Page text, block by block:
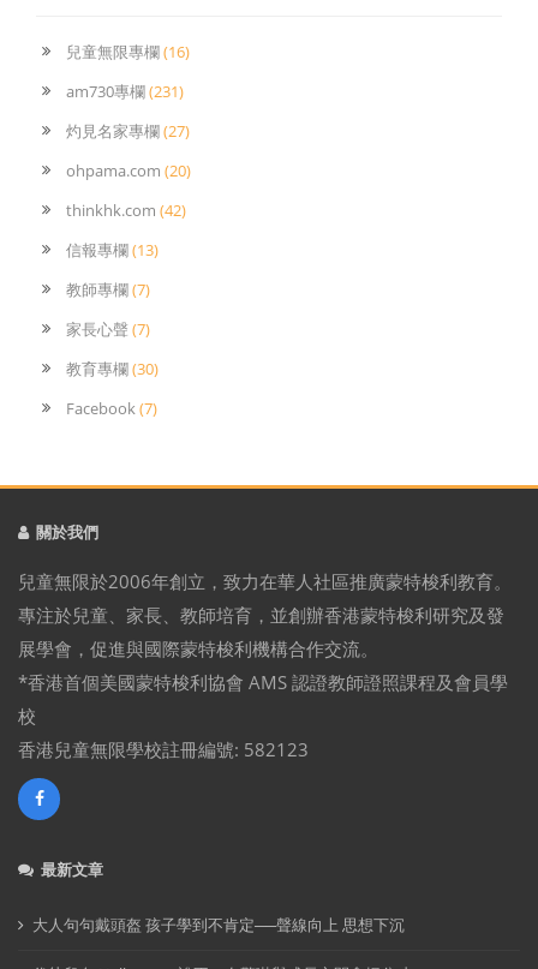
兒童無限專欄(16)
am730專欄(231)
灼見名家專欄(27)
ohpama.com (20)
thinkhk.com (42)
信報專欄(13)
教師專欄(7)
家長心聲 (7)
教育專欄(30)
Facebook(7)
關於我們
兒童無限於2006年創立，致力在華人社區推廣蒙特梭利教育。
專注於兒童、家長、教師培育，並創辦香港蒙特梭利研究及發
展學會，促進與國際蒙特梭利機構合作交流。
*香港首個美國蒙特梭利協會 AMS 認證教師證照課程及會員學
校
香港兒童無限學校註冊編號: 582123
最新文章
大人句句戴頭盔 孩子學到不肯定──聲線向上 思想下沉